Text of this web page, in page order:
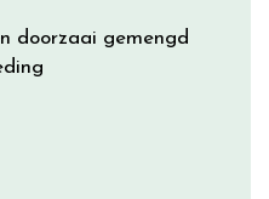
doorzaai gemengd